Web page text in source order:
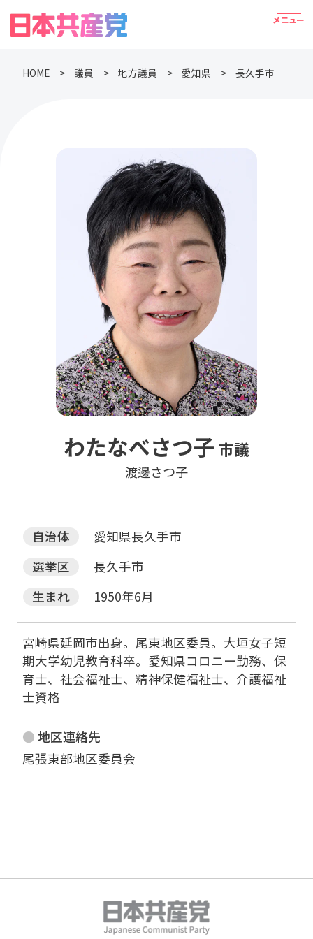
HOME 議員 地方議員 愛知県 長久手市
わたなべさつ子 市議
渡邊さつ子
自治体
愛知県長久手市
選挙区
長久手市
生まれ
1950年6月
宮崎県延岡市出身。尾東地区委員。大垣女子短
期大学幼児教育科卒。愛知県コロニー勤務、保
育士、社会福祉士、精神保健福祉士、介護福祉
士資格
地区連絡先
尾張東部地区委員会